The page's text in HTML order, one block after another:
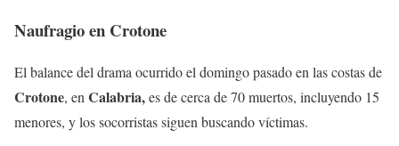
Naufragio en Crotone
El balance del drama ocurrido el domingo pasado en las costas de
Crotone, en Calabria,es de cerca de 70 muertos, incluyendo 15
menores, y los socorristas siguen buscando víctimas.